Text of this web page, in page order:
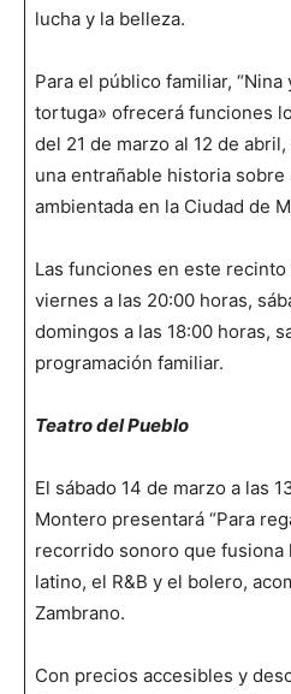
lucha y la belleza.
Para el público familiar,
tortuga» ofrecerá funciones
del 21 de marzo al 12 de
una entrañable historia sobre
ambientada en la Ciudad de
Las funciones en este
viernes a las 20:00 horas,
domingos a las 18:00 horas,
programación familiar.
Teatro del Pueblo
El sábado 14 de marzo a las
Montero presentará “Para
recorrido sonoro que
latino, el R&B y el bolero,
Zambrano.
Con precios accesibles y